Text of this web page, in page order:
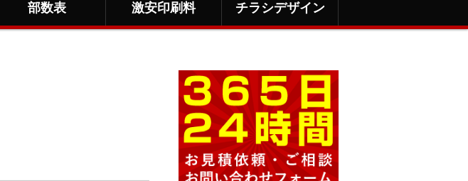
部数表 激安印刷料 チラシデザイン